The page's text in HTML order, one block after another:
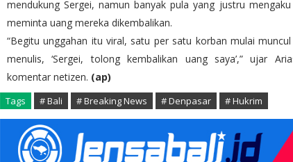
mendukung Sergei, namun banyak pula yang justru
meminta uang mereka dikembalikan.
“Begitu unggahan itu viral, satu per satu korban mulai
menulis, ‘Sergei, tolong kembalikan uang saya’,” ujar
komentar netizen. (ap)
Tags # Bali # Breaking News # Denpasar # Hukrim